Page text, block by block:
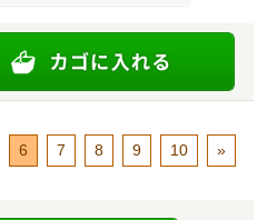
6 7 8 9 10 »